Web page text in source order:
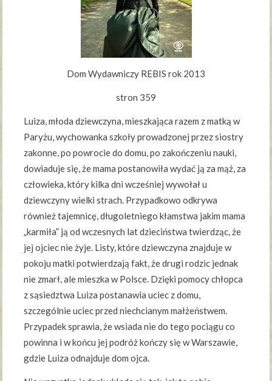
Dom Wydawniczy REBIS rok 2013
stron 359
Luiza, młoda dziewczyna, mieszkająca razem z matką w
Paryżu, wychowanka szkoły prowadzonej przez siostry
zakonne, po powrocie do domu, po zakończeniu nauki,
dowiaduje się, że mama postanowiła wydać ją za mąż, za
człowieka, który kilka dni wcześniej wywołał u
dziewczyny wielki strach. Przypadkowo odkrywa
również tajemnicę, długoletniego kłamstwa jakim mama
„karmiła” ją od wczesnych lat dzieciństwa twierdząc, że
jej ojciec nie żyje. Listy, które dziewczyna znajduje w
pokoju matki potwierdzają fakt, że drugi rodzic jednak
nie zmarł, ale mieszka w Polsce. Dzięki pomocy chłopca
z sąsiedztwa Luiza postanawia uciec z domu,
szczególnie uciec przed niechcianym małżeństwem.
Przypadek sprawia, że wsiada nie do tego pociągu co
powinna i w końcu jej podróż kończy się w Warszawie,
gdzie Luiza odnajduje dom ojca.